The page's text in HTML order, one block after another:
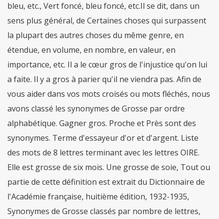
bleu, etc., Vert foncé, bleu foncé, etc.Il se dit, dans un
sens plus général, de Certaines choses qui surpassent
la plupart des autres choses du même genre, en
étendue, en volume, en nombre, en valeur, en
importance, etc. Il a le cœur gros de l'injustice qu'on lui
a faite. Il y a gros à parier qu'il ne viendra pas. Afin de
vous aider dans vos mots croisés ou mots fléchés, nous
avons classé les synonymes de Grosse par ordre
alphabétique. Gagner gros. Proche et Près sont des
synonymes. Terme d'essayeur d'or et d'argent. Liste
des mots de 8 lettres terminant avec les lettres OIRE.
Elle est grosse de six mois. Une grosse de soie, Tout ou
partie de cette définition est extrait du Dictionnaire de
l'Académie française, huitième édition, 1932-1935,
Synonymes de Grosse classés par nombre de lettres,